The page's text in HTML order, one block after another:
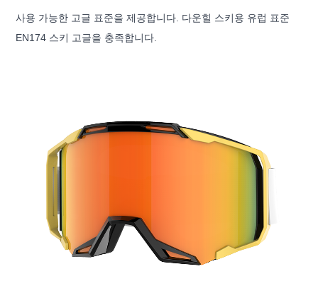
사용 가능한 고글 표준을 제공합니다. 다운힐 스키용 유럽 표준
EN174 스키 고글을 충족합니다.